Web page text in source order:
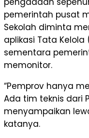
pemerintah pusat
Sekolah diminta
aplikasi Tata Kelola
sementara
memonitor.
“Pemprov hanya
Ada tim teknis dari
menyampaikan
katanya.